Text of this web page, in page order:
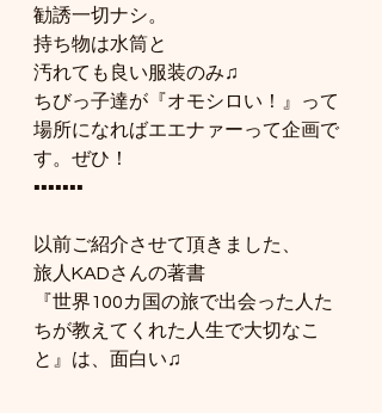
勧誘一切ナシ。
持ち物は水筒と
汚れても良い服装のみ♫
ちびっ子達が『オモシロい！』って
場所になればエエナァーって企画で
す。ぜひ！
▪️▪️▪️▪️▪️▪️▪️
以前ご紹介させて頂きました、
旅人KADさんの著書
『世界100カ国の旅で出会った人た
ちが教えてくれた人生で大切なこ
と』は、面白い♫